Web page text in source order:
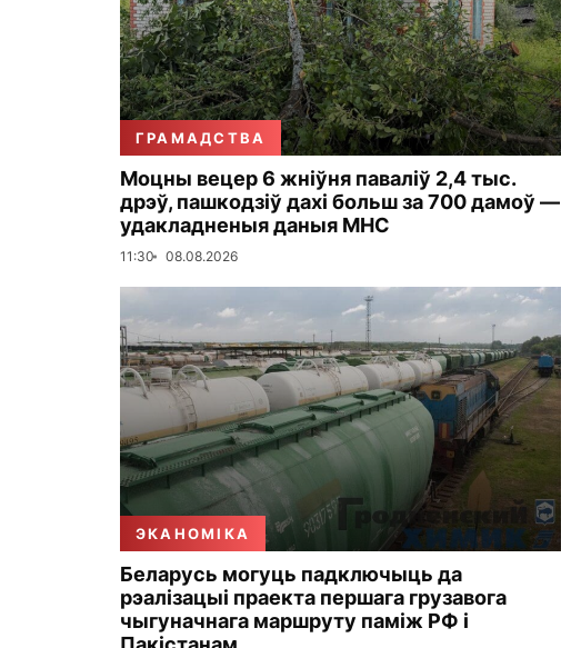
ГРАМАДСТВА
Моцны вецер 6 жніўня паваліў 2,4 тыс.
дрэў, пашкодзіў дахі больш за 700 дамоў —
удакладненыя даныя МНС
11:30 08.08.2026
ЭКАНОМІКА
Беларусь могуць падключыць да
рэалізацыі праекта першага грузавога
чыгуначнага маршруту паміж РФ і